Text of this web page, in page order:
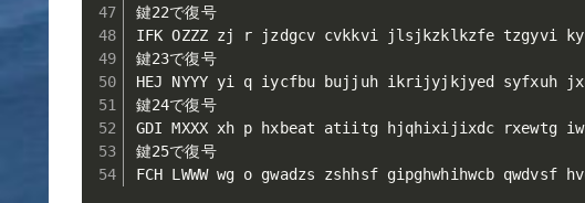
鍵22で復号
IFK OZZZ zj r jzdgcv cvkkvi jlsjkzklkzfe tzgyvi
鍵23で復号
HEJ NYYY yi q iycfbu bujjuh ikrijyjkjyed syfxuh jxqj
鍵24で復号
GDI MXXX xh p hxbeat atiitg hjqhixijixdc rxewtg
鍵25で復号
FCH LWWW wg o gwadzs zshhsf gipghwhihwcb